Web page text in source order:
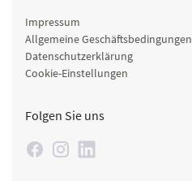
Impressum
Allgemeine Geschäftsbedingungen
Datenschutzerklärung
Cookie-Einstellungen
Folgen Sie uns